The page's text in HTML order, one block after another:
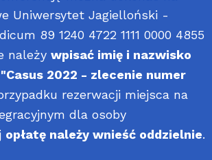
Uniwersytet Jagielloński -
89 1240 4722 1111 0000 4855
należy wpisać imię i nazwisko
2022 - zlecenie numer
rezerwacji miejsca na
dla osoby
opłatę należy wnieść oddzielnie.